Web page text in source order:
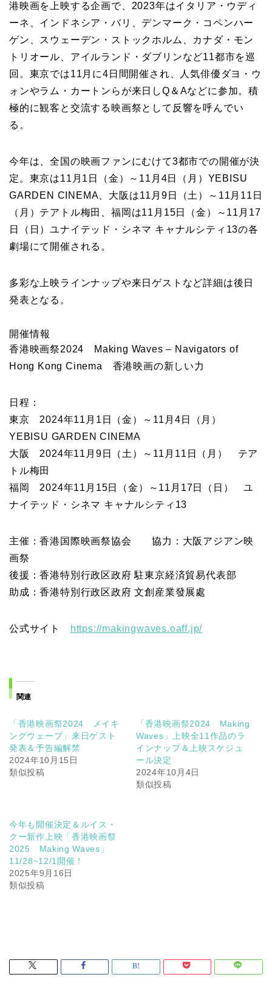
港映画を上映する企画で、2023年はイタリア・ウディ
ーネ、インドネシア・バリ、デンマーク・コペンハー
ゲン、スウェーデン・ストックホルム、カナダ・モン
トリオール、アイルランド・ダブリンなど11都市を巡
回。東京では11月に4日間開催され、人気俳優ダヨ・ウ
ォンやラム・カートンらが来日しQ＆Aなどに参加。積
極的に観客と交流する映画祭として反響を呼んでい
る。
今年は、全国の映画ファンにむけて3都市での開催が決
定。東京は11月1日（金）～11月4日（月）YEBISU
GARDEN CINEMA、大阪は11月9日（土）～11月11日
（月）テアトル梅田、福岡は11月15日（金）～11月17
日（日）ユナイテッド・シネマ キャナルシティ13の各
劇場にて開催される。
多彩な上映ラインナップや来日ゲストなど詳細は後日
発表となる。
開催情報
香港映画祭2024 Making Waves – Navigators of
Hong Kong Cinema 香港映画の新しい力
日程：
東京 2024年11月1日（金）～11月4日（月）
YEBISU GARDEN CINEMA
大阪 2024年11月9日（土）～11月11日（月） テア
トル梅田
福岡 2024年11月15日（金）～11月17日（日） ユ
ナイテッド・シネマ キャナルシティ13
主催：香港国際映画祭協会 協力：大阪アジアン映
画祭
後援：香港特別行政区政府 駐東京経済貿易代表部
助成：香港特別行政区政府 文創産業發展處
公式サイト https://makingwaves.oaff.jp/
関連
「香港映画祭2024 メイキ
ングウェーブ」来日ゲスト
発表＆予告編解禁
2024年10月15日
類似投稿
「香港映画祭2024 Making
Waves」上映全11作品のラ
インナップ＆上映スケジュ
ール決定
2024年10月4日
類似投稿
今年も開催決定＆ルイス・
クー新作上映「香港映画祭
2025 Making Waves」
11/28~12/1開催！
2025年9月16日
類似投稿